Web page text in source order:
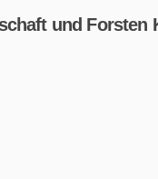
und Forsten